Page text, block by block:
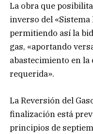
La obra que
inverso del
permitiendo así la
gas, «aportando
abastecimiento en la
requerida».
La Reversión del
finalización está
principios de